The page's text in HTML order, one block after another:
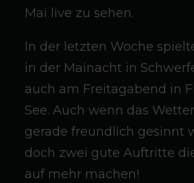
Mai live zu sehen.
In der letzten Woche
in der Mainacht in
auch am Freitagabend in
See. Auch wenn das
gerade freundlich gesinnt
doch zwei gute Auftritte
auf mehr machen!